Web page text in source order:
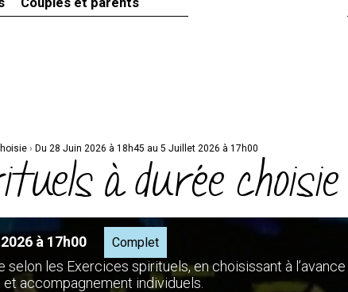
› Du 28 Juin 2026 à 18h45 au 5 Juillet 2026 à 17h00
à durée choisie
à 17h00 Complet
les Exercices spirituels, en choisissant à
accompagnement individuels.